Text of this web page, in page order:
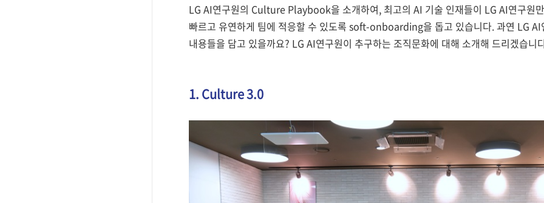
LG AI연구원의 Culture Playbook을 소개하여, 최고의 AI 기술 인재들이 LG AI연구원
빠르고 유연하게 팀에 적응할 수 있도록 soft-onboarding을 돕고 있습니다. 과연 LG
내용들을 담고 있을까요? LG AI연구원이 추구하는 조직문화에 대해 소개해 드리겠습니
1. Culture 3.0